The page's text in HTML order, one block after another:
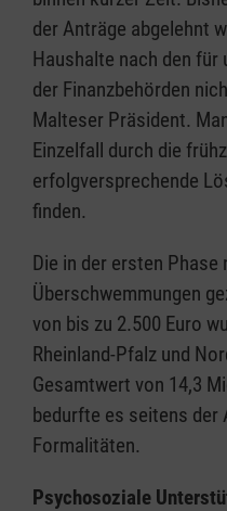
der Anträge abgelehnt
Haushalte nach den für
der Finanzbehörden
Malteser Präsident.
Einzelfall durch die
erfolgversprechende
finden.
Die in der ersten Phase
Überschwemmungen
von bis zu 2.500 Euro
Rheinland-Pfalz und
Gesamtwert von 14,3
bedurfte es seitens der
Formalitäten.
Psychosoziale